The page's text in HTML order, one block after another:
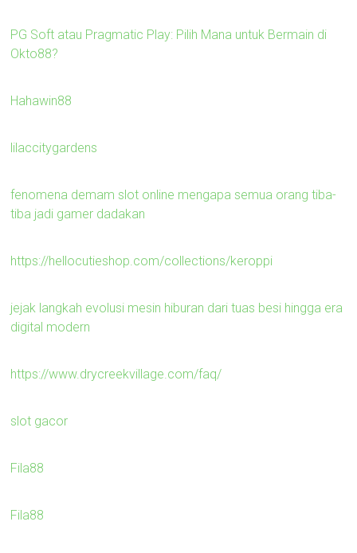
PG Soft atau Pragmatic Play: Pilih Mana untuk Bermain di
Okto88?
Hahawin88
lilaccitygardens
fenomena demam slot online mengapa semua orang tiba-
tiba jadi gamer dadakan
https://hellocutieshop.com/collections/keroppi
jejak langkah evolusi mesin hiburan dari tuas besi hingga era
digital modern
https://www.drycreekvillage.com/faq/
slot gacor
Fila88
Fila88